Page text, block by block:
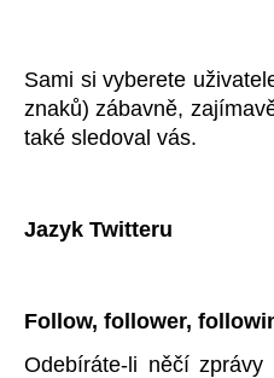
Sami si vyberete
znaků) zábavně,
také sledoval vás.
Jazyk Twitteru
Follow, follower,
Odebíráte-li něčí